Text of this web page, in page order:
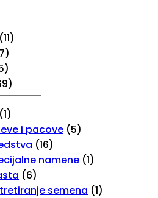
(11)
(1)
i pacove (5)
(16)
namene (1)
(6)
semena (1)